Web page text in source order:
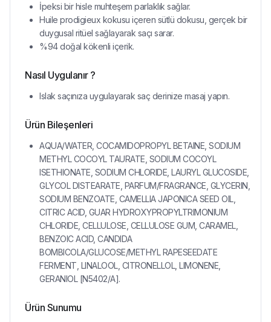
İpeksi bir hisle muhteşem parlaklık sağlar.
Huile prodigieux kokusu içeren sütlü dokusu, gerçek bir
duygusal ritüel sağlayarak saçı sarar.
%94 doğal kökenli içerik.
Nasıl Uygulanır ?
Islak saçınıza uygulayarak saç derinize masaj yapın.
Ürün Bileşenleri
AQUA/WATER, COCAMIDOPROPYL BETAINE, SODIUM
METHYL COCOYL TAURATE, SODIUM COCOYL
ISETHIONATE, SODIUM CHLORIDE, LAURYL GLUCOSIDE,
GLYCOL DISTEARATE, PARFUM/FRAGRANCE, GLYCERIN,
SODIUM BENZOATE, CAMELLIA JAPONICA SEED OIL,
CITRIC ACID, GUAR HYDROXYPROPYLTRIMONIUM
CHLORIDE, CELLULOSE, CELLULOSE GUM, CARAMEL,
BENZOIC ACID, CANDIDA
BOMBICOLA/GLUCOSE/METHYL RAPESEEDATE
FERMENT, LINALOOL, CITRONELLOL, LIMONENE,
GERANIOL [N5402/A].
Ürün Sunumu